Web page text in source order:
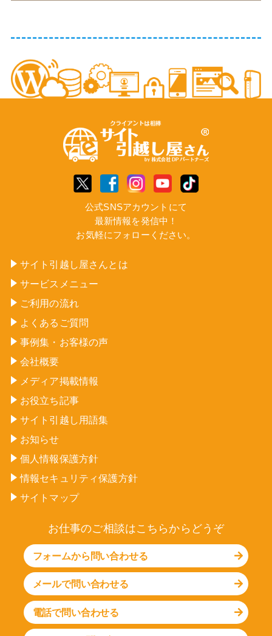
公式SNSアカウントにて
最新情報を発信中！
お気軽にフォローください。
サイト引越し屋さんとは
サービスメニュー
ご利用の流れ
よくあるご質問
事例集・お客様の声
会社概要
メディア掲載情報
お役立ち記事
サイト引越し用語集
お知らせ
個人情報保護方針
情報セキュリティ保護方針
サイトマップ
お仕事のご相談はこちらからどうぞ
フォームから問い合わせる
メールで問い合わせる
電話で問い合わせる